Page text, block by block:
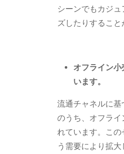
シーンでもカジ
ズしたりすること
オフライン
います。
流通チャネルに
のうち、オフライ
れています。こ
う需要により拡